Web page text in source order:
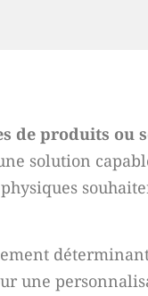
de produits ou
solution
une